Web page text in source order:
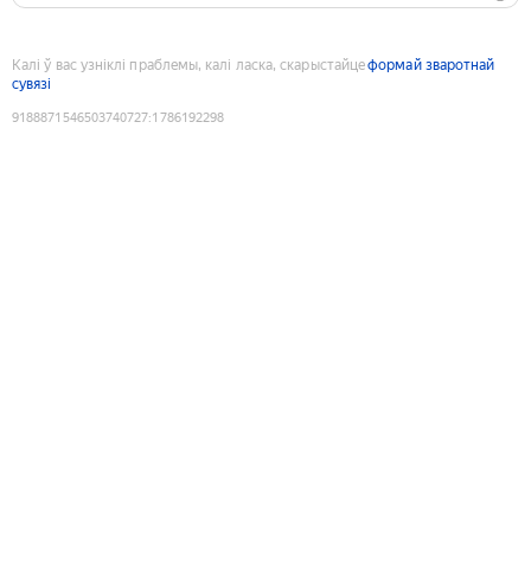
Калі ў вас узніклі праблемы, калі ласка, скарыстайцеформай зваротнай
сувязі
9188871546503740727:1786192298